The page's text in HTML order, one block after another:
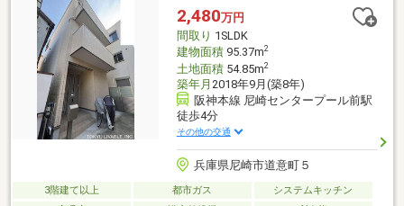
学校◇中央中学校■□アルバイト等、ローン審査が心配な方も、ま
ずはご相談下さい！□■
2,480万円
間取り 1SLDK
建物面積95.37m2
土地面積54.85m2
築年月 2018年9月(築8年)
阪神本線 尼崎センタープール前駅
徒歩4分
その他の交通
兵庫県尼崎市道意町５
3階建て以上 都市ガス
システムキッチン